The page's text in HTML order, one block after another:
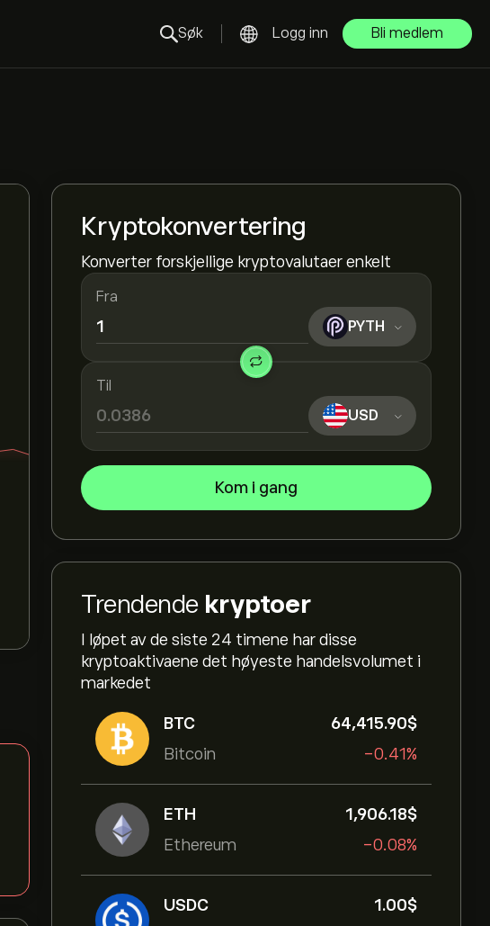
Søk Logg inn Bli medlem
Kryptokonvertering
Konverter forskjellige kryptovalutaer enkelt
Fra
PYTH
Til
USD
Kom i gang
Trendende kryptoer
I løpet av de siste 24 timene har disse
kryptoaktivaene det høyeste handelsvolumet i
markedet
BTC
Bitcoin
64,415.90‎$‎
-0.41%
ETH
Ethereum
1,906.18‎$‎
-0.08%
USDC
1.00‎$‎